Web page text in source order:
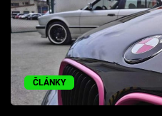
ČLÁNKY